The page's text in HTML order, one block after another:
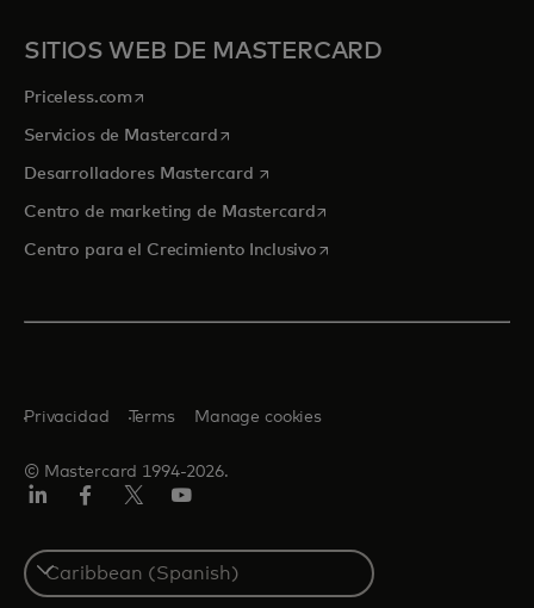
SITIOS WEB DE MASTERCARD
Priceless.com se abre en una pestaña nueva
Servicios de Mastercardse abre en una pestaña nueva
Desarrolladores Mastercard se abre en una pestaña nueva
Centro de marketing de Mastercardse abre en una pestaña
Centro para el Crecimiento Inclusivose abre en una pestaña
© Mastercard 1994-2026.
Privacidad Terms Manage cookies
Select
a
country